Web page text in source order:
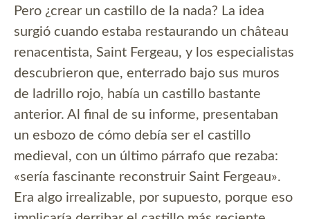
Pero ¿crear un castillo de la nada? La idea
surgió cuando estaba restaurando un château
renacentista, Saint Fergeau, y los especialistas
descubrieron que, enterrado bajo sus muros
de ladrillo rojo, había un castillo bastante
anterior. Al final de su informe, presentaban
un esbozo de cómo debía ser el castillo
medieval, con un último párrafo que rezaba:
«sería fascinante reconstruir Saint Fergeau».
Era algo irrealizable, por supuesto, porque eso